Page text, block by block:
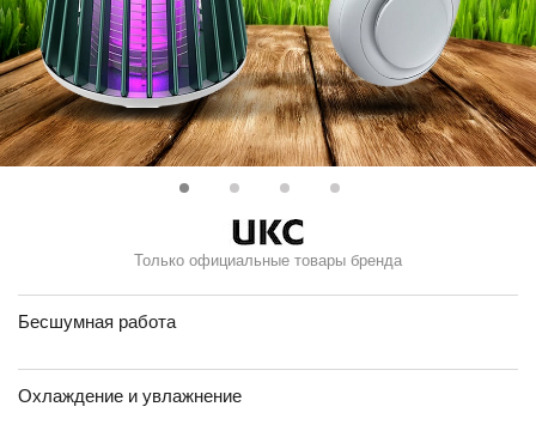
Только официальные товары бренда
Бесшумная работа
Охлаждение и увлажнение